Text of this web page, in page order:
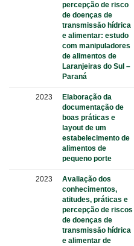
percepção de risco
de doenças de
transmissão hídrica
e alimentar: estudo
com manipuladores
de alimentos de
Laranjeiras do Sul –
Paraná
2023
Elaboração da
documentação de
boas práticas e
layout de um
estabelecimento de
alimentos de
pequeno porte
2023
Avaliação dos
conhecimentos,
atitudes, práticas e
percepção de riscos
de doenças de
transmissão hídrica
e alimentar de